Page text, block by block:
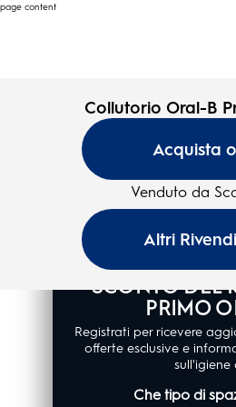
page content
Collutorio Oral-B
Acquista
Venduto da
Altri
Collutorio Oral-
4.6
stelle.
4404
SCONTO DEL
PRIMO
Registrati per ricevere
offerte esclusive e
sull'igiene
Che tipo di